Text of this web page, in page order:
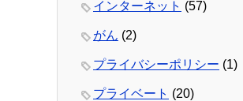
インターネット (57)
がん (2)
プライバシーポリシー (1)
プライベート (20)